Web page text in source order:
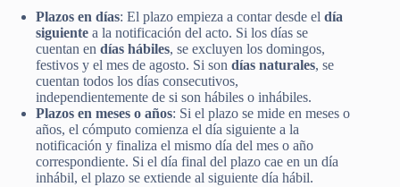
Plazos en días: El plazo empieza a contar desde el día
siguiente a la notificación del acto. Si los días se
cuentan en días hábiles, se excluyen los domingos,
festivos y el mes de agosto. Si son días naturales, se
cuentan todos los días consecutivos,
independientemente de si son hábiles o inhábiles.
Plazos en meses o años: Si el plazo se mide en meses o
años, el cómputo comienza el día siguiente a la
notificación y finaliza el mismo día del mes o año
correspondiente. Si el día final del plazo cae en un día
inhábil, el plazo se extiende al siguiente día hábil.